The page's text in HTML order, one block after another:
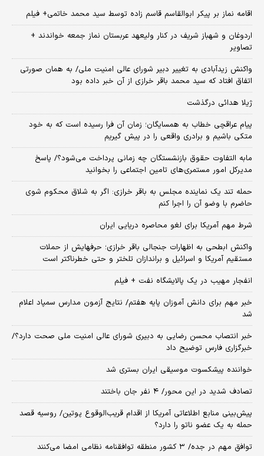
اقامه نماز بر پیکر ابوالقاسم قاسم زاده توسط سید محمد خاتمی+ فیلم
اردوغان و شهباز شریف در کنار ولیعهد عربستان نماز جمعه خواندند +
تصاویر
واکنش زیدآبادی به تغییر دبیر شورای عالی امنیت ملی/ به همان صورتی
اتفاق افتاد که سید محمد باقر خرازی از آن خبر داده بود
ژیلا هدائی درگذشت
پیام عراقچی خطاب به همسایگان؛ زمان آن فرا رسیده است که به خود
متکی باشیم و برادری واقعی را در پیش گیریم
مابه التفاوت حقوق بازنشستگان چه زمانی پرداخت می‌شود؟/ پاسخ
مدیرکل امور مستمری‌های تامین اجتماعی را بخوانید
حمله تند یک نماینده مجلس به باقر خرازی: اگر به شلاق محکوم شوی
حاضرم با وضو آن را اجرا کنم
شرط مهم آمریکا برای لغو محاصره دریایی ایران
واکنش ابطحی به اظهارات جنجالی باقر خرازی؛ حرفهایش از حملات
مستقیم آمریکا و اسرائیل و براندازان تلختر و حتی خطرناکتر است
انفجار مهیب در یک پالایشگاه نفت + فیلم
خبر مهم برای دانش آموزان پایه هفتم/ نتایج آزمون مدارس سمپاد اعلام
شد
خبر انتصاب محسن رضایی به دبیری شورای عالی امنیت ملی صحت دارد؟/
خبرگزاری فارس توضیح داد
خواننده پیشکسوت موسیقی ایران بستری شد
تصادف شدید در این محور/ ۴ نفر جان باختند
پیش‌بینی منابع اطلاعاتی آمریکا از اقدام قریب‌الوقوع پوتین/ روسیه قصد
حمله به یک عضو ناتو را دارد؟
توافق مهم در جده/ ۳ کشور منطقه توافقنامه نظامی امضا می‌کنند